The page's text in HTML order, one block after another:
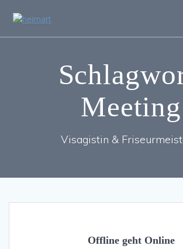
Meeting
Visagistin &
Offline geht Online